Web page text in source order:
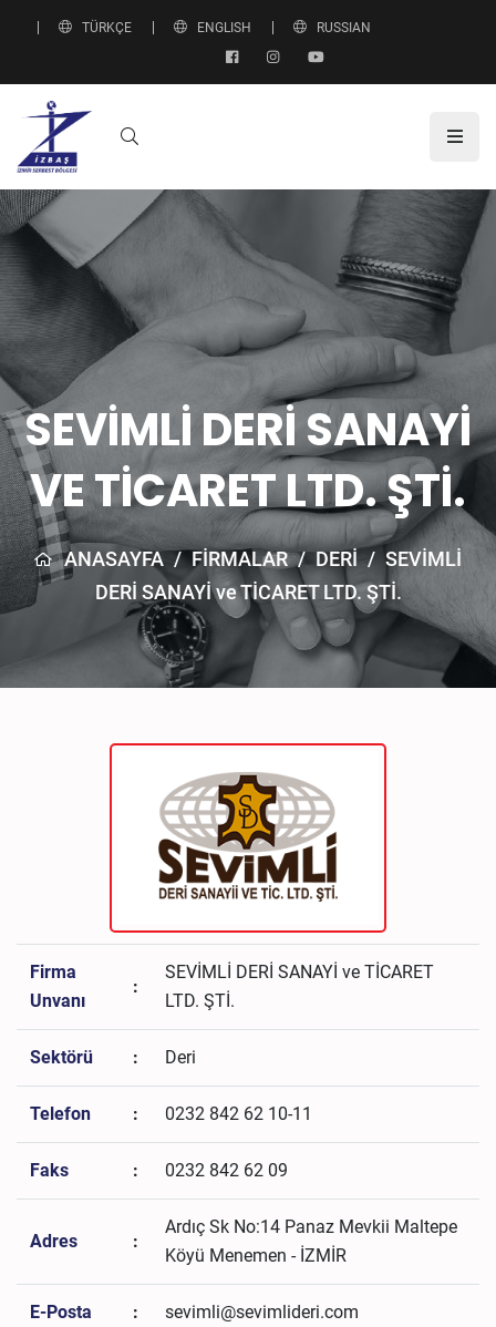
TÜRKÇE ENGLISH RUSSIAN
SEVİMLİ DERİ SANAYİ
VE TİCARET LTD. ŞTİ.
ANASAYFA / FİRMALAR / DERI / SEVİMLİ
DERİ SANAYİ ve TİCARET LTD. ŞTİ.
Firma
Unvanı
:
SEVİMLİ DERİ SANAYİ ve TİCARET
LTD. ŞTİ.
Sektörü : Deri
Telefon : 0232 842 62 10-11
Faks : 0232 842 62 09
Adres :
Ardıç Sk No:14 Panaz Mevkii Maltepe
Köyü Menemen - İZMİR
E-Posta : sevimli@sevimlideri.com